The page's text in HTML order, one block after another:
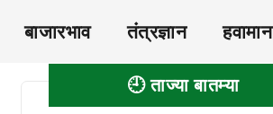
बाजारभाव तंत्रज्ञान हवामान
🕘 ताज्या बातम्या